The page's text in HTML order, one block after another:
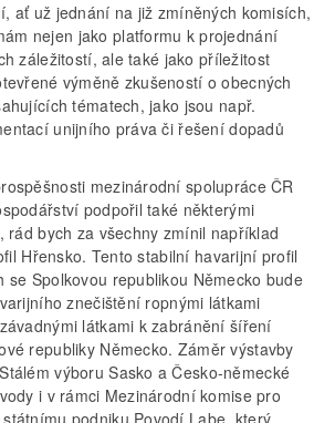
ať už jednání na již zmíněných komisích,
nejen jako platformu k projednání
záležitostí, ale také jako příležitost
výměně zkušeností o obecných
tématech, jako jsou např.
unijního práva či řešení dopadů
mezinárodní spolupráce ČR
podpořil také některými
rád bych za všechny zmínil například
Hřensko. Tento stabilní havarijní profil
se Spolkovou republikou Německo bude
znečištění ropnými látkami
látkami k zabránění šíření
republiky Německo. Záměr výstavby
výboru Sasko a Česko-německé
i v rámci Mezinárodní komise pro